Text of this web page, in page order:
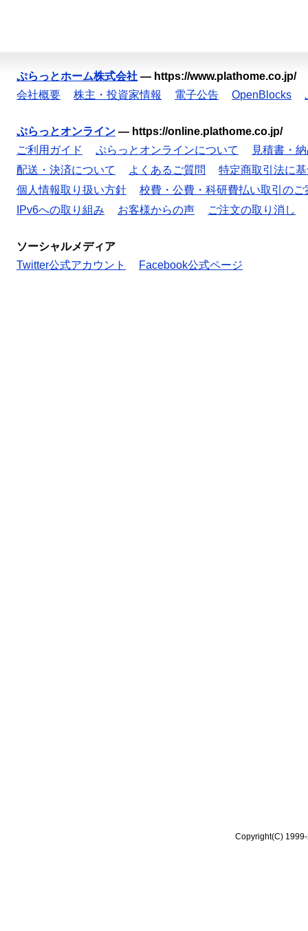
ぷらっとホーム株式会社 — https://www.plathome.co.jp/
会社概要
株主・投資家情報 電子公告 OpenBlocks
ぷらっとオンライン — https://online.plathome.co.jp/
ご利用ガイド
ぷらっとオンラインについて
見積書・
配送・決済について
よくあるご質問
特定商取引法に
個人情報取り扱い方針
校費・公費・科研費払い取引のご
IPv6への取り組み
お客様からの声 ご注文の取り消し
ソーシャルメディア
Twitter公式アカウント
Facebook公式ページ
Copyright(C)